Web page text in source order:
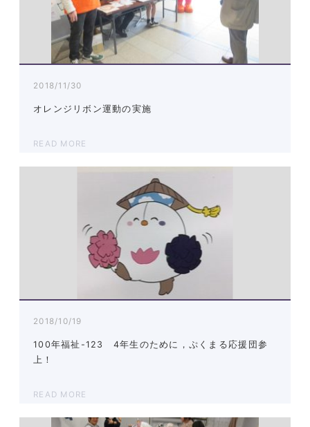
2018/11/30
オレンジリボン運動の実施
READ MORE
2018/10/19
100年福祉-123 4年生のために，ぷくまる応援団参
上！
READ MORE